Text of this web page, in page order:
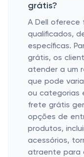
grátis?
A Dell oferece
qualificados,
específicas.
grátis, os
atender a um
que pode
ou categorias
frete grátis
opções de
produtos,
acessórios,
atraente para